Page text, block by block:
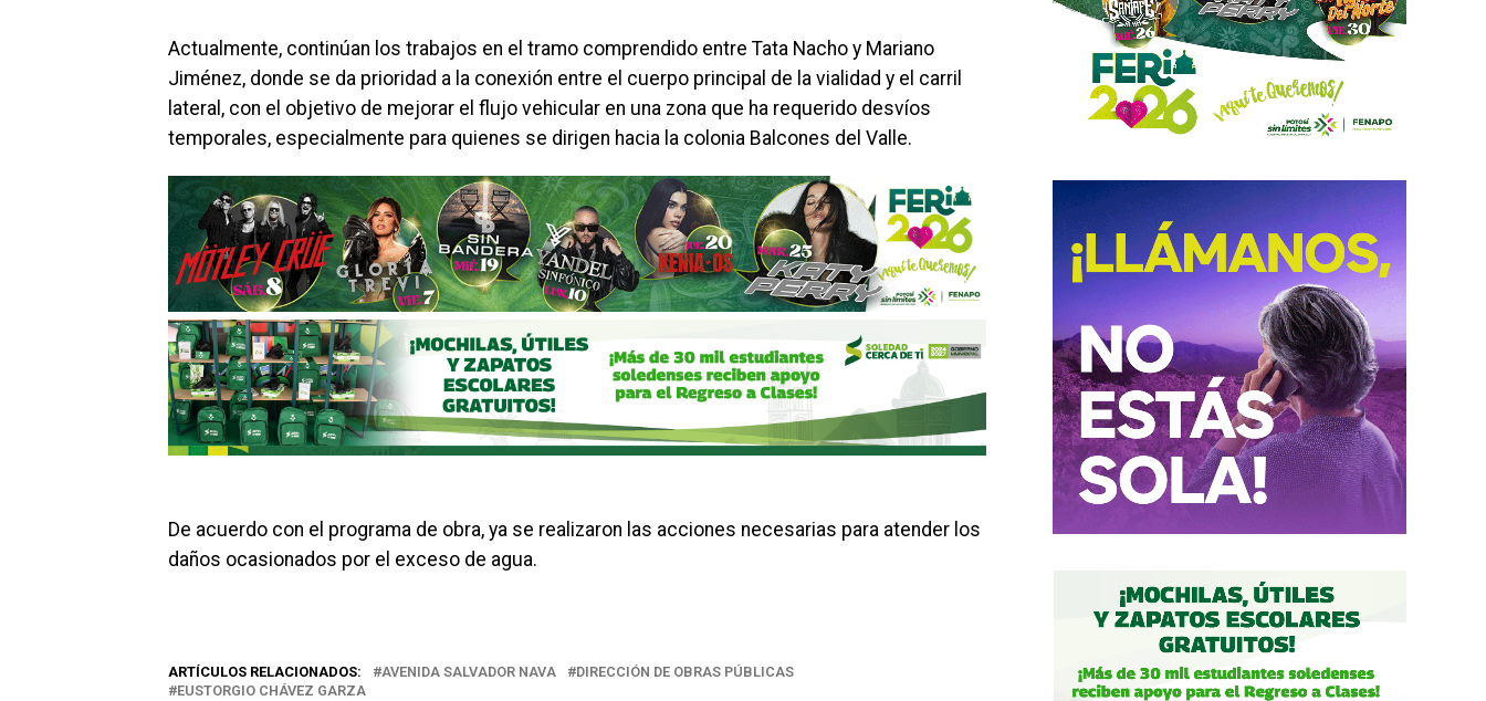
Actualmente, continúan los trabajos en el tramo comprendido entre Tata Nacho y Mariano
Jiménez, donde se da prioridad a la conexión entre el cuerpo principal de la vialidad y el carril
lateral, con el objetivo de mejorar el flujo vehicular en una zona que ha requerido desvíos
temporales, especialmente para quienes se dirigen hacia la colonia Balcones del Valle.
De acuerdo con el programa de obra, ya se realizaron las acciones necesarias para atender los
daños ocasionados por el exceso de agua.
ARTÍCULOS RELACIONADOS: AVENIDA SALVADOR NAVA
DIRECCIÓN DE OBRAS PÚBLICAS
EUSTORGIO CHÁVEZ GARZA